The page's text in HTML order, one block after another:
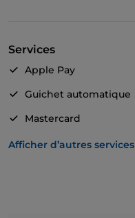
Services
Apple Pay
Guichet automatique
Mastercard
TheFork PAY
Afficher d’autres services